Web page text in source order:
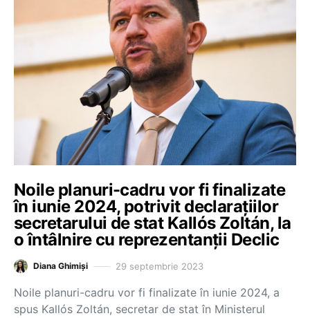
Noile planuri-cadru vor fi finalizate
în iunie 2024, potrivit declarațiilor
secretarului de stat Kallós Zoltán, la
o întâlnire cu reprezentanții Declic
Diana Ghimiși 29 septembrie 2023
Noile planuri-cadru vor fi finalizate în iunie 2024, a
spus Kallós Zoltán, secretar de stat în Ministerul